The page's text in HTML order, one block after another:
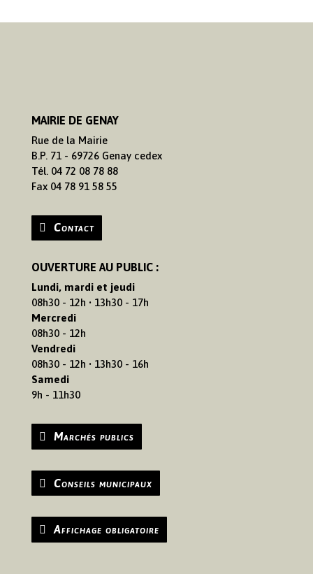
MAIRIE DE GENAY
Rue de la Mairie
B.P. 71 - 69726 Genay cedex
Tél. 04 72 08 78 88
Fax 04 78 91 58 55
Contact
OUVERTURE AU PUBLIC :
Lundi, mardi et jeudi
08h30 - 12h • 13h30 - 17h
Mercredi
08h30 - 12h
Vendredi
08h30 - 12h • 13h30 - 16h
Samedi
9h - 11h30
Marchés publics
Conseils municipaux
Affichage obligatoire